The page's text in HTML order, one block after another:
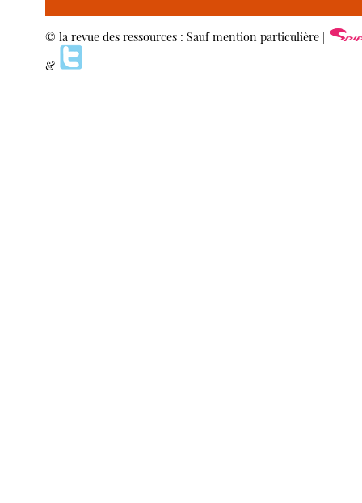
© la revue des ressources : Sauf mention particulière |
&